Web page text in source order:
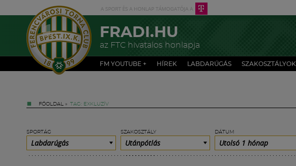
FRADI.HU
az FTC hivatalos honlapja
FM YOUTUBE + HÍREK LABDARÚGÁS SZAKOSZTÁLYOK
FŐOLDAL » TAG: EXKLUZÍV
SPORTÁG
Labdarúgás
SZAKOSZTÁLY
Utánpótlás
DÁTUM
Utolsó 1 hónap